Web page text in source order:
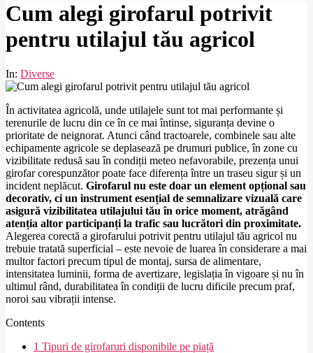
Cum alegi girofarul potrivit
pentru utilajul tău agricol
In: Diverse
În activitatea agricolă, unde utilajele sunt tot mai performante și
terenurile de lucru din ce în ce mai întinse, siguranța devine o
prioritate de neignorat. Atunci când tractoarele, combinele sau alte
echipamente agricole se deplasează pe drumuri publice, în zone cu
vizibilitate redusă sau în condiții meteo nefavorabile, prezența unui
girofar corespunzător poate face diferența între un traseu sigur și un
incident neplăcut. Girofarul nu este doar un element opțional sau
decorativ, ci un instrument esențial de semnalizare vizuală care
asigură vizibilitatea utilajului tău în orice moment, atrăgând
atenția altor participanți la trafic sau lucrători din proximitate.
Alegerea corectă a girofarului potrivit pentru utilajul tău agricol nu
trebuie tratată superficial – este nevoie de luarea în considerare a mai
multor factori precum tipul de montaj, sursa de alimentare,
intensitatea luminii, forma de avertizare, legislația în vigoare și nu în
ultimul rând, durabilitatea în condiții de lucru dificile precum praf,
noroi sau vibrații intense.
Contents
1 Tipuri de girofaruri disponibile pe piață